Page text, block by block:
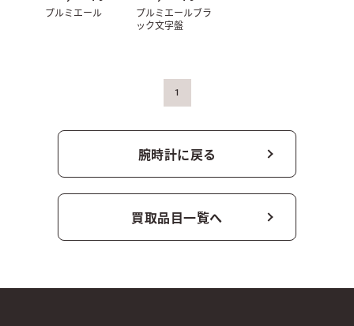
プルミエール
プルミエールブラ
ック文字盤
1
腕時計に戻る
買取品目一覧へ